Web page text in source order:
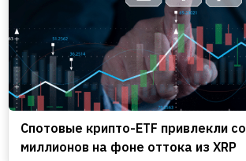
Спотовые крипто-ETF привлекли
миллионов на фоне оттока из XRP